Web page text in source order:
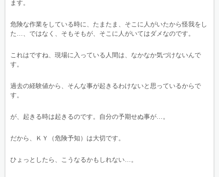
ます。
危険な作業をしている時に、たまたま、そこに人がいたから怪我をし
た…、ではなく、そもそもが、そこに人がいてはダメなのです。
これはですね、現場に入っている人間は、なかなか気づけないんで
す。
過去の経験値から、そんな事が起きるわけないと思っているからで
す。
が、起きる時は起きるのです。自分の予期せぬ事が…。
だから、ＫＹ（危険予知）は大切です。
ひょっとしたら、こうなるかもしれない…。